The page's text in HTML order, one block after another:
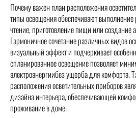
Почему важен план расположения
типы освещения обеспечивают выполнение
чтение, приготовление пищи или создание
Гармоничное сочетание различных видов
визуальный эффект и подчеркивает
спланированное освещение позволяет
электроэнергиибез ущерба для комфорта.
расположения осветительных приборов
дизайна интерьера, обеспечивающей
проживание в доме.